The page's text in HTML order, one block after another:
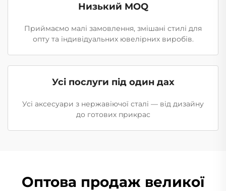
Низький MOQ
Приймаємо малі замовлення, змішані стилі для
опту та індивідуальних ювелірних виробів.
Усі послуги під один дах
Усі аксесуари з нержавіючої сталі — від дизайну
до готових прикрас
Оптова продаж великої